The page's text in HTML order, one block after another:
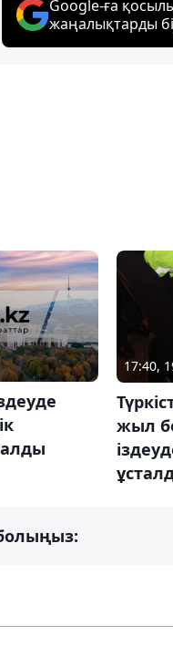
Google-ға
жаңалықтарды
17:40,
жыл